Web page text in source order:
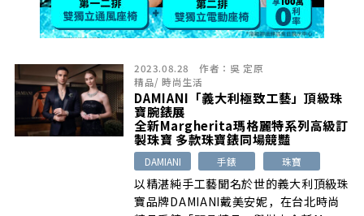
2023.08.28 作者： 吳 定原
精品/時尚生活
DAMIANI「義大利極致工藝」頂級珠
寶腕錶展
全新Margherita瑪格麗特系列高級訂
製珠寶 多款珠寶錶同場競豔
DAMIANI 手錶 珠寶
以精湛純手工藝聞名於世的義大利頂級珠
寶品牌DAMIANI戴美安妮，在台北時尚